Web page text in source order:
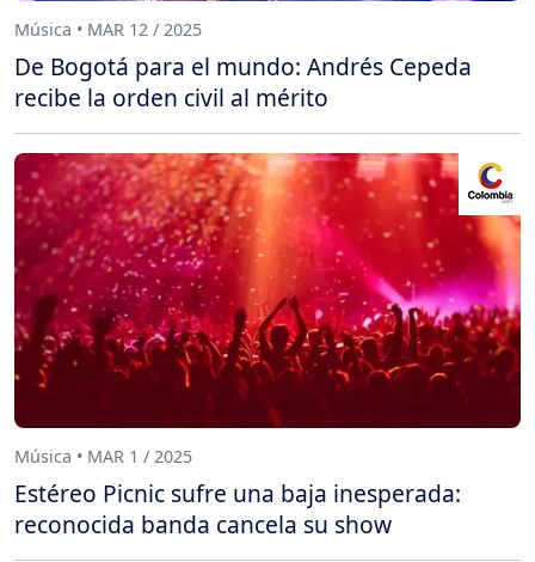
Música • MAR 12 / 2025
De Bogotá para el mundo: Andrés Cepeda
recibe la orden civil al mérito
Música • MAR 1 / 2025
Estéreo Picnic sufre una baja inesperada:
reconocida banda cancela su show